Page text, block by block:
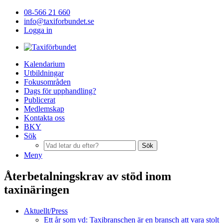
08-566 21 660
info@taxiforbundet.se
Logga in
Kalendarium
Utbildningar
Fokusområden
Dags för upphandling?
Publicerat
Medlemskap
Kontakta oss
BKY
Sök
Sök
Meny
Återbetalningskrav av stöd inom
taxinäringen
Aktuellt/Press
Ett år som vd: Taxibranschen är en bransch att vara stolt